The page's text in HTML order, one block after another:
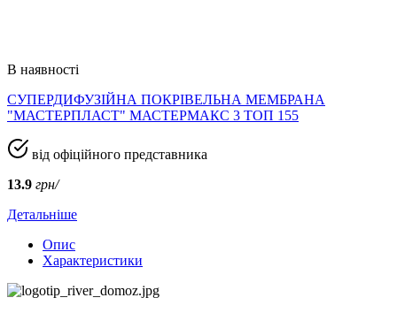
В наявності
СУПЕРДИФУЗІЙНА ПОКРІВЕЛЬНА МЕМБРАНА
"МАСТЕРПЛАСТ" МАСТЕРМАКС 3 ТОП 155
від офіційного представника
13.9 грн/
Детальніше
Опис
Характеристики